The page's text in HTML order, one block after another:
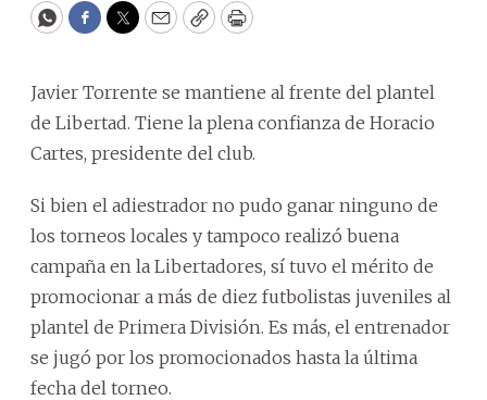
WhatsApp
Facebook
Twitter
EmailCopyPrint
Javier Torrente se mantiene al frente del plantel
de Libertad. Tiene la plena confianza de Horacio
Cartes, presidente del club.
Si bien el adiestrador no pudo ganar ninguno de
los torneos locales y tampoco realizó buena
campaña en la Libertadores, sí tuvo el mérito de
promocionar a más de diez futbolistas juveniles al
plantel de Primera División. Es más, el entrenador
se jugó por los promocionados hasta la última
fecha del torneo.